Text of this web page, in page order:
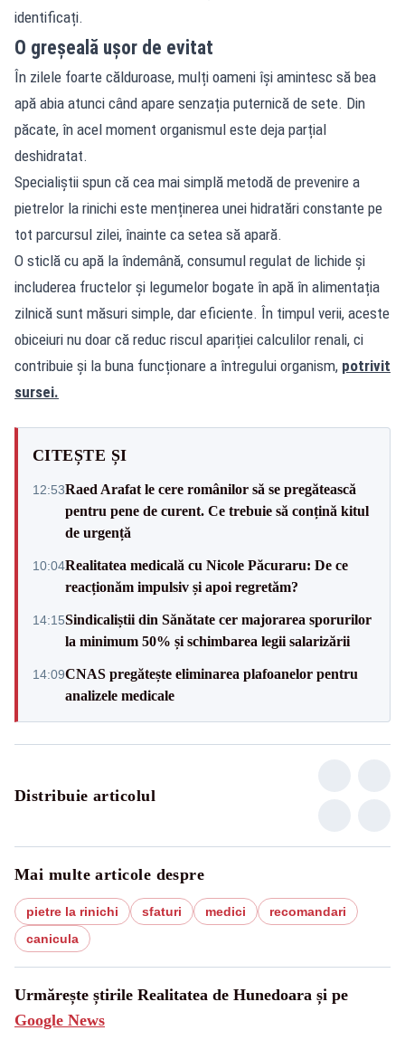
identificați.
O greșeală ușor de evitat
În zilele foarte călduroase, mulți oameni își amintesc să bea
apă abia atunci când apare senzația puternică de sete. Din
păcate, în acel moment organismul este deja parțial
deshidratat.
Specialiștii spun că cea mai simplă metodă de prevenire a
pietrelor la rinichi este menținerea unei hidratări constante pe
tot parcursul zilei, înainte ca setea să apară.
O sticlă cu apă la îndemână, consumul regulat de lichide și
includerea fructelor și legumelor bogate în apă în alimentația
zilnică sunt măsuri simple, dar eficiente. În timpul verii, aceste
obiceiuri nu doar că reduc riscul apariției calculilor renali, ci
contribuie și la buna funcționare a întregului organism, potrivit
sursei.
CITEȘTE ȘI
12:53Raed Arafat le cere românilor să se pregătească
pentru pene de curent. Ce trebuie să conțină kitul
de urgență
10:04Realitatea medicală cu Nicole Păcuraru: De ce
reacționăm impulsiv și apoi regretăm?
14:15Sindicaliștii din Sănătate cer majorarea sporurilor
la minimum 50% și schimbarea legii salarizării
14:09CNAS pregătește eliminarea plafoanelor pentru
analizele medicale
Distribuie articolul
Mai multe articole despre
pietre la rinichi sfaturi medici
recomandari
canicula
Urmărește știrile Realitatea de Hunedoara și pe
Google News